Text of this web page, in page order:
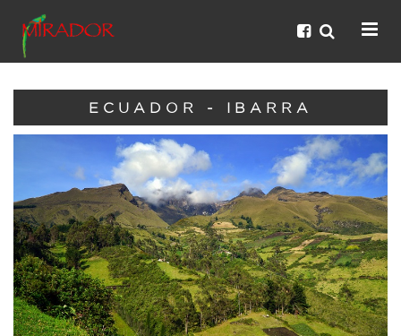
ECUADOR - IBARRA